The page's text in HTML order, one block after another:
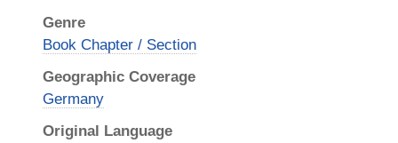
Genre
Book Chapter / Section
Geographic Coverage
Germany
Original Language